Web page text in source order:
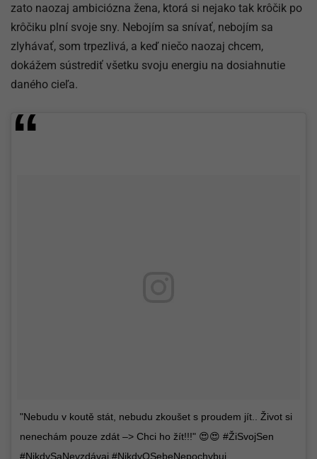
zato naozaj ambiciózna žena, ktorá si nejako tak krôčik po
krôčiku plní svoje sny. Nebojím sa snívať, nebojím sa
zlyhávať, som trpezlivá, a keď niečo naozaj chcem,
dokážem sústrediť všetku svoju energiu na dosiahnutie
daného cieľa.
"Nebudu v koutě stát, nebudu zkoušet s proudem jít.. Život si
nenechám pouze zdát –> Chci ho žít!!!" 😍😍 #ŽiSvojSen
#NikdySaNevzdávaj #NikdyOSebeNepochybuj